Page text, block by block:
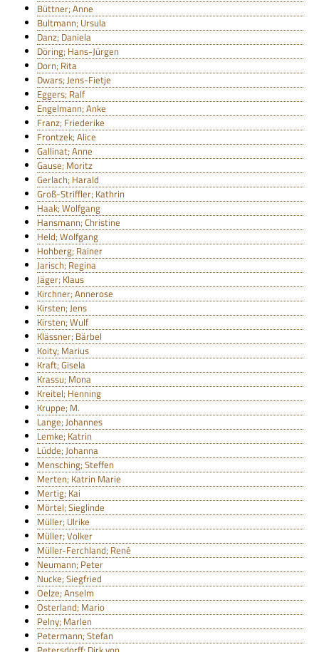
Büttner; Anne
Bultmann; Ursula
Danz; Daniela
Döring; Hans-Jürgen
Dorn; Rita
Dwars; Jens-Fietje
Eggers; Ralf
Engelmann; Anke
Franz; Friederike
Frontzek; Alice
Gallinat; Anne
Gause; Moritz
Gerlach; Harald
Groß-Striffler; Kathrin
Haak; Wolfgang
Hansmann; Christine
Held; Wolfgang
Hohberg; Rainer
Jarisch; Regina
Jäger; Klaus
Kirchner; Annerose
Kirsten; Jens
Kirsten; Wulf
Klässner; Bärbel
Koity; Marius
Kraft; Gisela
Krassu; Mona
Kreitel; Henning
Kruppe; M.
Lange; Johannes
Lemke; Katrin
Lüdde; Johanna
Mensching; Steffen
Merten; Katrin Marie
Mertig; Kai
Mörtel; Sieglinde
Müller; Ulrike
Müller; Volker
Müller-Ferchland; René
Neumann; Peter
Nucke; Siegfried
Oelze; Anselm
Osterland; Mario
Pelny; Marlen
Petermann; Stefan